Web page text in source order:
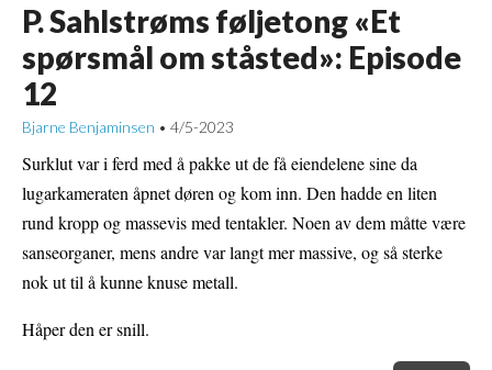
P. Sahlstrøms føljetong «Et
spørsmål om ståsted»: Episode
12
Bjarne Benjaminsen • 4/5-2023
Surklut var i ferd med å pakke ut de få eiendelene sine da
lugarkameraten åpnet døren og kom inn. Den hadde en liten
rund kropp og massevis med tentakler. Noen av dem måtte være
sanseorganer, mens andre var langt mer massive, og så sterke
nok ut til å kunne knuse metall.
Håper den er snill.